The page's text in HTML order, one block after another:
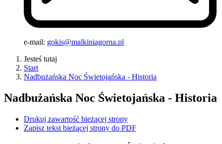
e-mail: gokis@malkiniagorna.pl
Jesteś tutaj
Start
Nadbużańska Noc Świetojańska - Historia
Nadbużańska Noc Świetojańska - Historia
Drukuj zawartość bieżącej strony
Zapisz tekst bieżącej strony do PDF